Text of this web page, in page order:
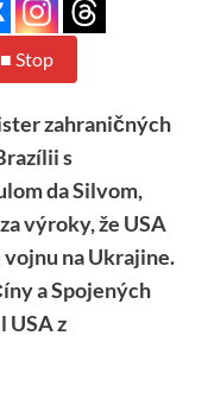
■ Stop
zahraničných
s
da Silvom,
výroky, že USA
na Ukrajine.
a Spojených
USA z